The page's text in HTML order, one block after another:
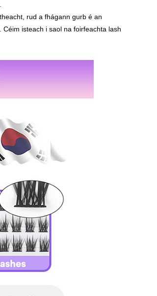
rud a fhágann gurb é an
isteach i saol na foirfeachta lash